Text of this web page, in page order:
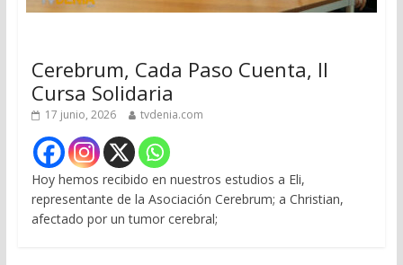
Cerebrum, Cada Paso Cuenta, II
Cursa Solidaria
17 junio, 2026 tvdenia.com
Hoy hemos recibido en nuestros estudios a Eli,
representante de la Asociación Cerebrum; a Christian,
afectado por un tumor cerebral;